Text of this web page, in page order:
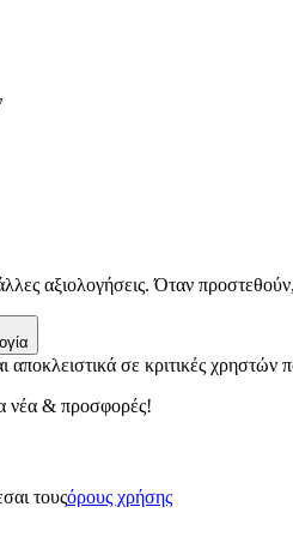
αξιολογήσεις. Όταν
αποκλειστικά σε κριτικές
νέα & προσφορές!
τουςόρους χρήσης